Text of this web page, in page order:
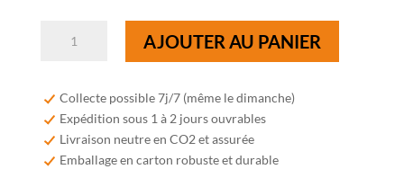
Mirabel-
Lambiek
2023
AJOUTER AU PANIER
Collecte possible 7j/7 (même le dimanche)
Expédition sous 1 à 2 jours ouvrables
Livraison neutre en CO2 et assurée
Emballage en carton robuste et durable